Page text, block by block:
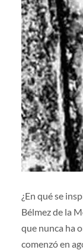
¿En qué se
Bélmez de la
que nunca ha
comenzó en